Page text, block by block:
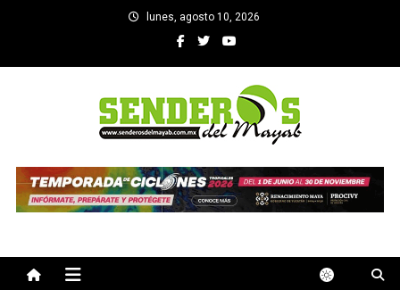
lunes, agosto 10, 2026
SENDEROS DEL MAYAB